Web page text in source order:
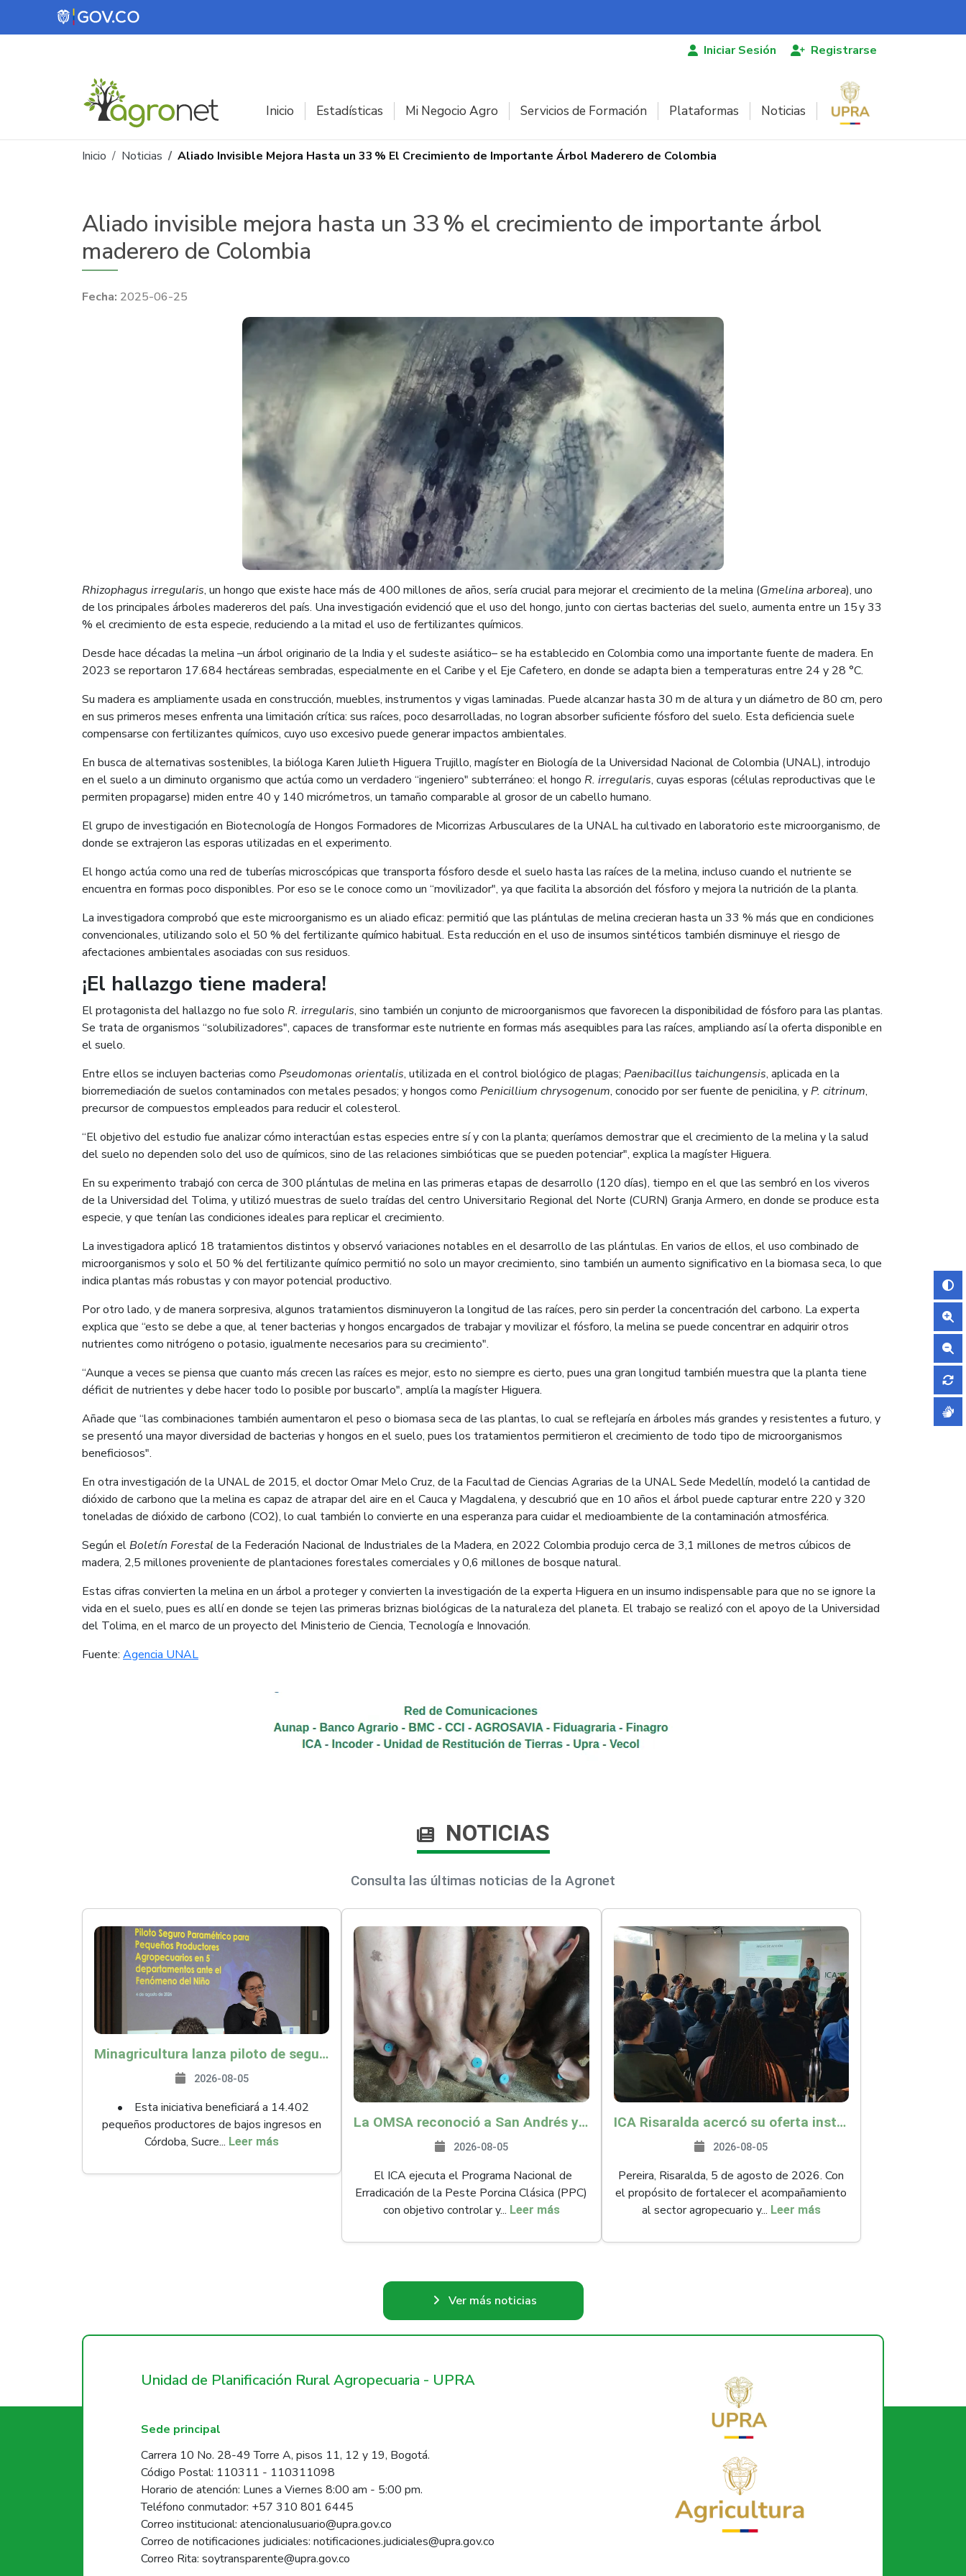
Pasar al contenido principal
Iniciar Sesión Registrarse
Inicio Estadísticas Mi Negocio Agro Servicios de Formación Plataformas Noticias
Ruta de navegación
Inicio Noticias Aliado Invisible Mejora Hasta un 33 % El Crecimiento de Importante Árbol Maderero de Colombia
Aliado invisible mejora hasta un 33 % el crecimiento de importante árbol
maderero de Colombia
2025-06-25
Rhizophagus irregularis, un hongo que existe hace más de 400 millones de años, sería crucial para mejorar el crecimiento de la melina (Gmelina arborea), uno
de los principales árboles madereros del país. Una investigación evidenció que el uso del hongo, junto con ciertas bacterias del suelo, aumenta entre un 15 y 33
% el crecimiento de esta especie, reduciendo a la mitad el uso de fertilizantes químicos.
Desde hace décadas la melina –un árbol originario de la India y el sudeste asiático– se ha establecido en Colombia como una importante fuente de madera. En
2023 se reportaron 17.684 hectáreas sembradas, especialmente en el Caribe y el Eje Cafetero, en donde se adapta bien a temperaturas entre 24 y 28 °C.
Su madera es ampliamente usada en construcción, muebles, instrumentos y vigas laminadas. Puede alcanzar hasta 30 m de altura y un diámetro de 80 cm, pero
en sus primeros meses enfrenta una limitación crítica: sus raíces, poco desarrolladas, no logran absorber suficiente fósforo del suelo. Esta deficiencia suele
compensarse con fertilizantes químicos, cuyo uso excesivo puede generar impactos ambientales.
En busca de alternativas sostenibles, la bióloga Karen Julieth Higuera Trujillo, magíster en Biología de la Universidad Nacional de Colombia (UNAL), introdujo
en el suelo a un diminuto organismo que actúa como un verdadero “ingeniero" subterráneo: el hongo R. irregularis, cuyas esporas (células reproductivas que le
permiten propagarse) miden entre 40 y 140 micrómetros, un tamaño comparable al grosor de un cabello humano.
El grupo de investigación en Biotecnología de Hongos Formadores de Micorrizas Arbusculares de la UNAL ha cultivado en laboratorio este microorganismo, de
donde se extrajeron las esporas utilizadas en el experimento.
El hongo actúa como una red de tuberías microscópicas que transporta fósforo desde el suelo hasta las raíces de la melina, incluso cuando el nutriente se
encuentra en formas poco disponibles. Por eso se le conoce como un “movilizador", ya que facilita la absorción del fósforo y mejora la nutrición de la planta.
La investigadora comprobó que este microorganismo es un aliado eficaz: permitió que las plántulas de melina crecieran hasta un 33 % más que en condiciones
convencionales, utilizando solo el 50 % del fertilizante químico habitual. Esta reducción en el uso de insumos sintéticos también disminuye el riesgo de
afectaciones ambientales asociadas con sus residuos.
¡El hallazgo tiene madera!
El protagonista del hallazgo no fue solo R. irregularis, sino también un conjunto de microorganismos que favorecen la disponibilidad de fósforo para las plantas.
Se trata de organismos “solubilizadores", capaces de transformar este nutriente en formas más asequibles para las raíces, ampliando así la oferta disponible en
el suelo.
Entre ellos se incluyen bacterias como Pseudomonas orientalis, utilizada en el control biológico de plagas; Paenibacillus taichungensis, aplicada en la
biorremediación de suelos contaminados con metales pesados; y hongos como Penicillium chrysogenum, conocido por ser fuente de penicilina, yP. citrinum,
precursor de compuestos empleados para reducir el colesterol.
“El objetivo del estudio fue analizar cómo interactúan estas especies entre sí y con la planta; queríamos demostrar que el crecimiento de la melina y la salud
del suelo no dependen solo del uso de químicos, sino de las relaciones simbióticas que se pueden potenciar", explica la magíster Higuera.
En su experimento trabajó con cerca de 300 plántulas de melina en las primeras etapas de desarrollo (120 días), tiempo en el que las sembró en los viveros
de la Universidad del Tolima, y utilizó muestras de suelo traídas del centro Universitario Regional del Norte (CURN) Granja Armero, en donde se produce esta
especie, y que tenían las condiciones ideales para replicar el crecimiento.
La investigadora aplicó 18 tratamientos distintos y observó variaciones notables en el desarrollo de las plántulas. En varios de ellos, el uso combinado de
microorganismos y solo el 50 % del fertilizante químico permitió no solo un mayor crecimiento, sino también un aumento significativo en la biomasa seca, lo que
indica plantas más robustas y con mayor potencial productivo.
Por otro lado, y de manera sorpresiva, algunos tratamientos disminuyeron la longitud de las raíces, pero sin perder la concentración del carbono. La experta
explica que “esto se debe a que, al tener bacterias y hongos encargados de trabajar y movilizar el fósforo, la melina se puede concentrar en adquirir otros
nutrientes como nitrógeno o potasio, igualmente necesarios para su crecimiento".
“Aunque a veces se piensa que cuanto más crecen las raíces es mejor, esto no siempre es cierto, pues una gran longitud también muestra que la planta tiene
déficit de nutrientes y debe hacer todo lo posible por buscarlo", amplía la magíster Higuera.
Añade que “las combinaciones también aumentaron el peso o biomasa seca de las plantas, lo cual se reflejaría en árboles más grandes y resistentes a futuro, y
se presentó una mayor diversidad de bacterias y hongos en el suelo, pues los tratamientos permitieron el crecimiento de todo tipo de microorganismos
beneficiosos".
En otra investigación de la UNAL de 2015, el doctor Omar Melo Cruz, de la Facultad de Ciencias Agrarias de la UNAL Sede Medellín, modeló la cantidad de
dióxido de carbono que la melina es capaz de atrapar del aire en el Cauca y Magdalena, y descubrió que en 10 años el árbol puede capturar entre 220 y 320
toneladas de dióxido de carbono (CO2), lo cual también lo convierte en una esperanza para cuidar el medioambiente de la contaminación atmosférica.
Según elBoletín Forestal de la Federación Nacional de Industriales de la Madera, en 2022 Colombia produjo cerca de 3,1 millones de metros cúbicos de
madera, 2,5 millones proveniente de plantaciones forestales comerciales y 0,6 millones de bosque natural.
Estas cifras convierten la melina en un árbol a proteger y convierten la investigación de la experta Higuera en un insumo indispensable para que no se ignore la
vida en el suelo, pues es allí en donde se tejen las primeras briznas biológicas de la naturaleza del planeta. El trabajo se realizó con el apoyo de la Universidad
del Tolima, en el marco de un proyecto del Ministerio de Ciencia, Tecnología e Innovación.
​Fuente: Agencia UNAL​
NOTICIAS
Consulta las últimas noticias de la Agronet
Minagricultura lanza piloto de seguro agropecuario por $9.625 millones para proteger a más de 14.000 pequeños productores contra riesgos del Fenómeno de El Niño
2026-08-05
• Esta iniciativa beneficiará a 14.402
pequeños productores de bajos ingresos en
Córdoba, Sucre... Leer más
La OMSA reconoció a San Andrés y Providencia como zona libre de Peste Porcina Clásica (PPC)
2026-08-05
El ICA ejecuta el Programa Nacional de
Erradicación de la Peste Porcina Clásica (PPC)
con objetivo controlar y... Leer más
ICA Risaralda acercó su oferta institucional a productores y emprendedores en Expocamello
2026-08-05
Pereira, Risaralda, 5 de agosto de 2026. Con
el propósito de fortalecer el acompañamiento
al sector agropecuario y... Leer más
Ver más noticias
Unidad de Planificación Rural Agropecuaria - UPRA
Sede principal
Carrera 10 No. 28-49 Torre A, pisos 11, 12 y 19, Bogotá.
Código Postal: 110311 - 110311098
Horario de atención: Lunes a Viernes 8:00 am - 5:00 pm.
Teléfono conmutador: +57 310 801 6445
Correo institucional: atencionalusuario@upra.gov.co
Correo de notificaciones judiciales: notificaciones.judiciales@upra.gov.co
Correo Rita: soytransparente@upra.gov.co